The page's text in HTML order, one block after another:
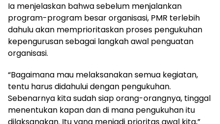
Ia menjelaskan bahwa sebelum menjalankan
program-program besar organisasi, PMR terlebih
dahulu akan memprioritaskan proses pengukuhan
kepengurusan sebagai langkah awal penguatan
organisasi.
“Bagaimana mau melaksanakan semua kegiatan,
tentu harus didahului dengan pengukuhan.
Sebenarnya kita sudah siap orang-orangnya, tinggal
menentukan kapan dan di mana pengukuhan itu